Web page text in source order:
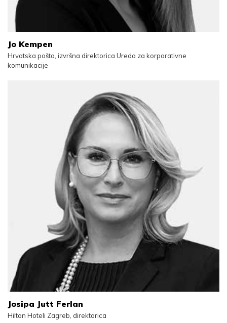
Jo Kempen
Hrvatska pošta, izvršna direktorica Ureda za korporativne
komunikacije
Josipa Jutt Ferlan
Hilton Hoteli Zagreb, direktorica